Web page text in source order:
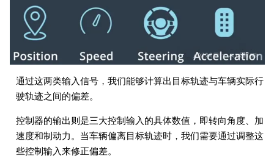
通过这两类输入信号，我们能够计算出目标轨迹与车辆实际行
驶轨迹之间的偏差。
控制器的输出则是三大控制输入的具体数值，即转向角度、加
速度和制动力。当车辆偏离目标轨迹时，我们需要通过调整这
些控制输入来修正偏差。